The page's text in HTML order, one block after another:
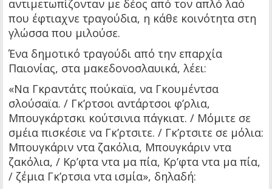
αντιμετωπίζονταν με δέος από τον απλό λαό
που έφτιαχνε τραγούδια, η κάθε κοινότητα στη
γλώσσα που μιλούσε.
Ένα δημοτικό τραγούδι από την επαρχία
Παιονίας, στα μακεδονοσλαυικά, λέει:
«Να Γκραντάτς πούκαϊα, να Γκουμέντσα
σλούσαϊα. / Γκ’ρτσοι αντάρτσοι φ’ρλια,
Μπουγκάρτσκι κούτσινια πάγκιατ. / Μόμιτε σε
σμέια πισκέσιε να Γκ’ρτσιτε. / Γκ’ρτσιτε σε μόλια:
Μπουγκάριν ντα ζακόλια, Μπουγκάριν ντα
ζακόλια, / Κρ’φτα ντα μα πία, Κρ’φτα ντα μα πία,
/ ζέμια Γκ’ρτσια ντα ισμία», δηλαδή: